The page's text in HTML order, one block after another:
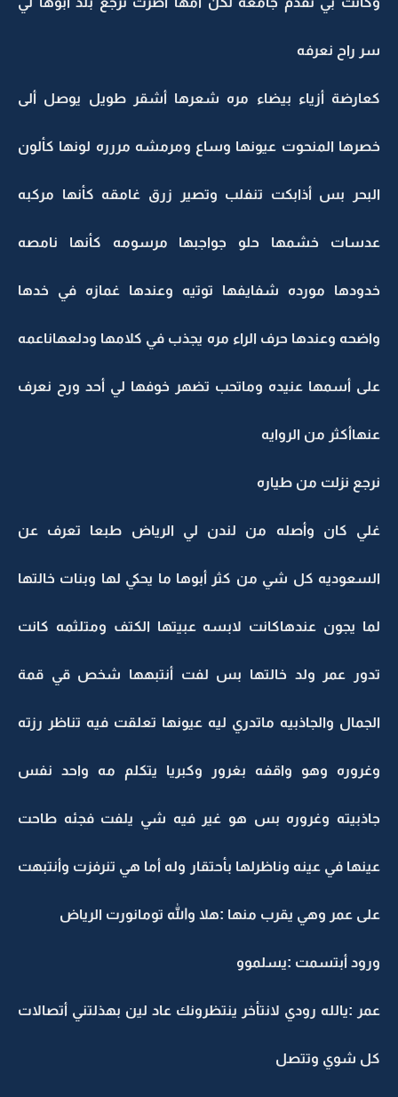
سر راح نعرفه
كعارضة أزياء بيضاء مره شعرها أشقر طويل يوصل ألى
خصرها المنحوت عيونها وساع ومرمشه مررره لونها كألون
البحر بس أذابكت تنفلب وتصير زرق غامقه كأنها مركبه
عدسات خشمها حلو جواجبها مرسومه كأنها نامصه
خدودها مورده شفايفها توتيه وعندها غمازه في خدها
واضحه وعندها حرف الراء مره يجذب في كلامها ودلعهاناعمه
على أسمها عنيده وماتحب تضهر خوفها لي أحد ورح نعرف
عنهاأكثر من الروايه
نرجع نزلت من طياره
غلي كان وأصله من لندن لي الرياض طبعا تعرف عن
السعوديه كل شي من كثر أبوها ما يحكي لها وبنات خالتها
لما يجون عندهاكانت لابسه عبيتها الكتف ومتلثمه كانت
تدور عمر ولد خالتها بس لفت أنتبهها شخص قي قمة
الجمال والجاذبيه ماتدري ليه عيونها تعلقت فيه تناظر رزته
وغروره وهو واقفه بغرور وكبريا يتكلم مه واحد نفس
جاذبيته وغروره بس هو غير فيه شي يلفت فجئه طاحت
عينها في عينه وناظرلها بأحتقار وله أما هي تنرفزت وأنتبهت
على عمر وهي يقرب منها :هلا والله تومانورت الرياض
ورود أبتسمت :يسلموو
عمر :يالله رودي لانتأخر ينتظرونك عاد لين بهذلتني أتصالات
كل شوي وتتصل